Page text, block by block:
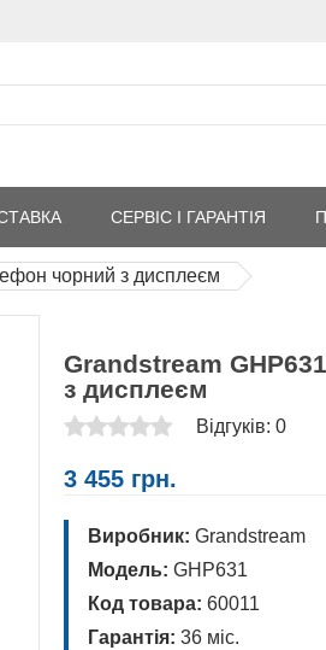
СЕРВІС І ГАРАНТІЯ
чорний з дисплеєм
Grandstream
з дисплеєм
Відгуків: 0
3 455 грн.
Виробник: Grandstream
Модель: GHP631
Код товара: 60011
Гарантія: 36 міс.